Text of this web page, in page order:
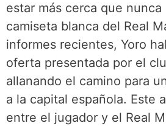
estar más cerca que
camiseta blanca del Real
informes recientes, Yoro
oferta presentada por el
allanando el camino para
a la capital española. Este
entre el jugador y el Real